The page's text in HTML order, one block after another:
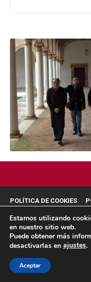
POLÍTICA DE COOKIES
© 2026 ACMS.
Estamos utilizando
en nuestro sitio web.
Puede obtener más
desactivarlas en ajustes.
Aceptar